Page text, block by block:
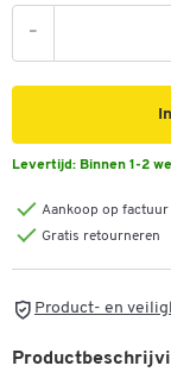
-
Levertijd: Binnen 1-2
Aankoop op
Gratis retourneren
Product- en